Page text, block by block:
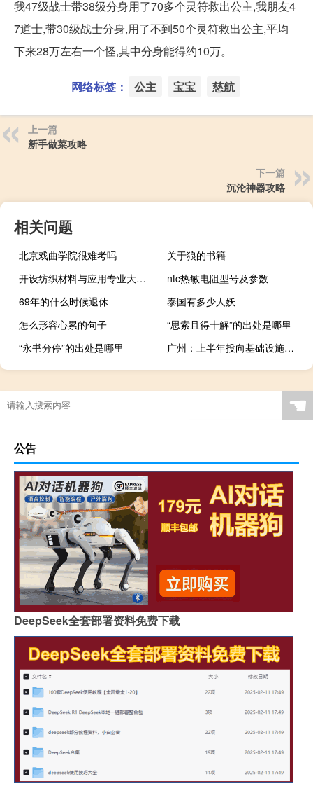
我47级战士带38级分身用了70多个灵符救出公主,我朋友4
7道士,带30级战士分身,用了不到50个灵符救出公主,平均
下来28万左右一个怪,其中分身能得约10万。
网络标签： 公主 宝宝 慈航
上一篇
新手做菜攻略
下一篇
沉沦神器攻略
相关问题
北京戏曲学院很难考吗
关于狼的书籍
开设纺织材料与应用专业大学有哪些
ntc热敏电阻型号及参数
69年的什么时候退休
泰国有多少人妖
怎么形容心累的句子
“思索且得十解”的出处是哪里
“永书分停”的出处是哪里
广州：上半年投向基础设施领域民间投资同比增长39.7%
☚
公告
DeepSeek全套部署资料免费下载